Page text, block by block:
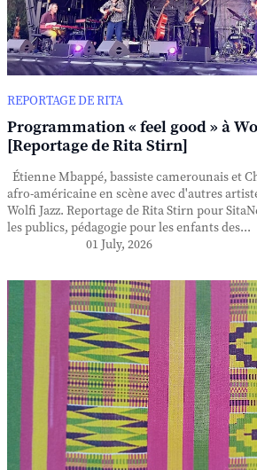
REPORTAGE DE RITA
Programmation « feel good » à
[Reportage de Rita Stirn]
Étienne Mbappé, bassiste camerounais et
afro-américaine en scène avec d'autres
Wolfi Jazz. Reportage de Rita Stirn pour
les publics, pédagogie pour les enfants des...
01 July, 2026